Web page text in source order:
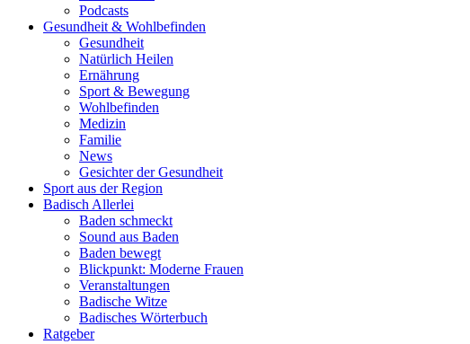
Podcasts
Gesundheit & Wohlbefinden
Gesundheit
Natürlich Heilen
Ernährung
Sport & Bewegung
Wohlbefinden
Medizin
Familie
News
Gesichter der Gesundheit
Sport aus der Region
Badisch Allerlei
Baden schmeckt
Sound aus Baden
Baden bewegt
Blickpunkt: Moderne Frauen
Veranstaltungen
Badische Witze
Badisches Wörterbuch
Ratgeber